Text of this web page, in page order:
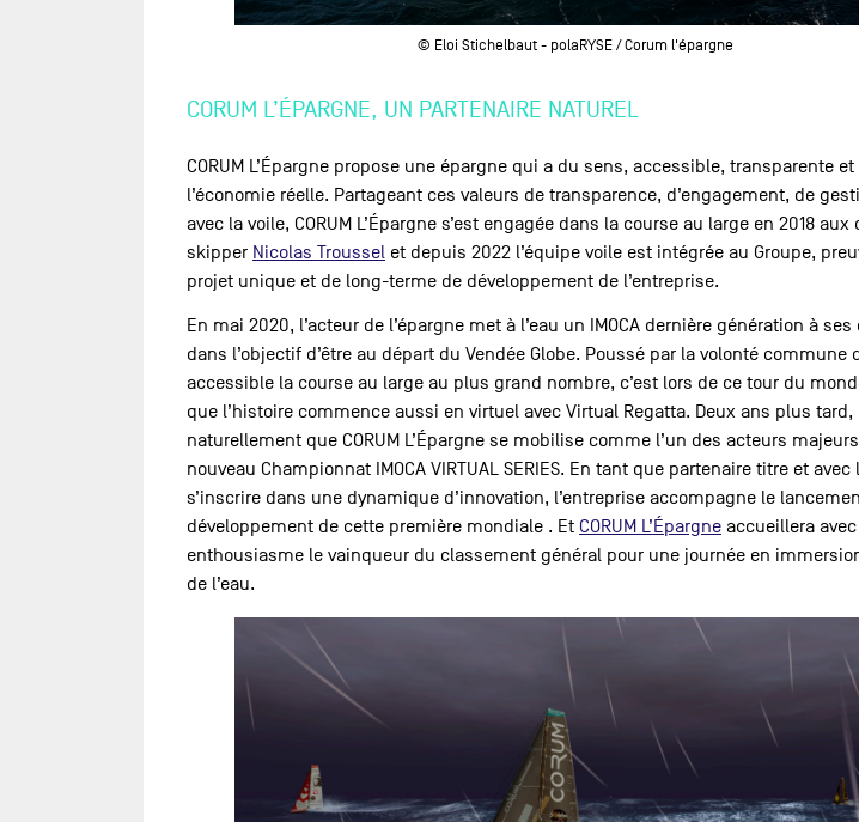
© Eloi Stichelbaut - polaRYSE / Corum l'épargne
CORUM L’ÉPARGNE, UN PARTENAIRE NATUREL
CORUM L’Épargne propose une épargne qui a du sens, accessible, transparente
l’économie réelle. Partageant ces valeurs de transparence, d’engagement, de
avec la voile, CORUM L’Épargne s’est engagée dans la course au large en 2018 aux
skipper Nicolas Troussel et depuis 2022 l’équipe voile est intégrée au Groupe,
projet unique et de long-terme de développement de l’entreprise.
En mai 2020, l’acteur de l’épargne met à l’eau un IMOCA dernière génération à
dans l’objectif d’être au départ du Vendée Globe. Poussé par la volonté commune
accessible la course au large au plus grand nombre, c’est lors de ce tour du
que l’histoire commence aussi en virtuel avec Virtual Regatta. Deux ans plus tard,
naturellement que CORUM L’Épargne se mobilise comme l’un des acteurs
nouveau Championnat IMOCA VIRTUAL SERIES. En tant que partenaire titre et
s’inscrire dans une dynamique d’innovation, l’entreprise accompagne le
développement de cette première mondiale . Et CORUM L’Épargne accueillera avec
enthousiasme le vainqueur du classement général pour une journée en
de l’eau.